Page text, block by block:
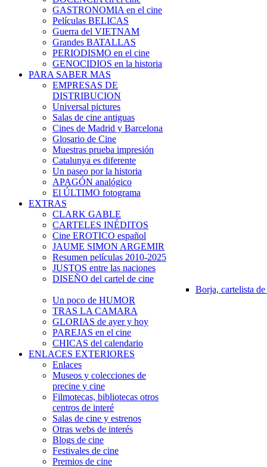
GASTRONOMIA en el cine
Películas BELICAS
Guerra del VIETNAM
Grandes BATALLAS
PERIODISMO en el cine
GENOCIDIOS en la historia
PARA SABER MAS
EMPRESAS DE
DISTRIBUCION
Universal pictures
Salas de cine antiguas
Cines de Madrid y Barcelona
Glosario de Cine
Muestras prueba impresión
Catalunya es diferente
Un paseo por la historia
APAGÓN analógico
El ÚLTIMO fotograma
EXTRAS
CLARK GABLE
CARTELES INÉDITOS
Cine EROTICO español
JAUME SIMON ARGEMIR
Resumen películas 2010-2025
JUSTOS entre las naciones
DISEÑO del cartel de cine
Borja, cartelista
Un poco de HUMOR
TRAS LA CAMARA
GLORIAS de ayer y hoy
PAREJAS en el cine
CHICAS del calendario
ENLACES EXTERIORES
Enlaces
Museos y colecciones de
precine y cine
Filmotecas, bibliotecas otros
centros de interé
Salas de cine y estrenos
Otras webs de interés
Blogs de cine
Festivales de cine
Premios de cine